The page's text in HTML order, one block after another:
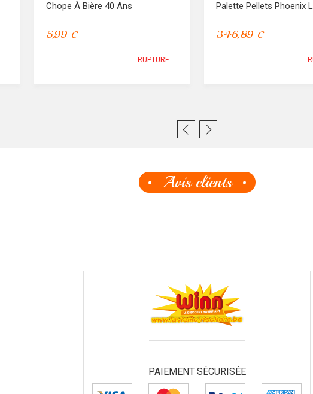
Chope À Bière 40 Ans
5,99 €
RUPTURE
Palette Pellets Phoenix
346,89 €
Avis clients
PAIEMENT SÉCURISÉE